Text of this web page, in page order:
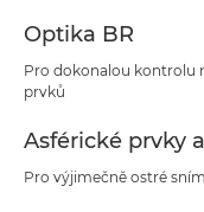
Optika BR
Pro dokonalou kontrolu
prvků
Asférické prvky
Pro výjimečně ostré